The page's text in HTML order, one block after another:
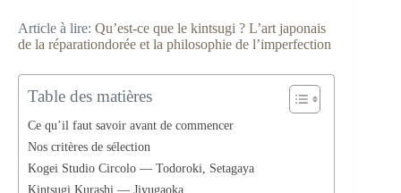
Article à lire: Qu’est-ce que le kintsugi ? L’art japonais
de la réparationdorée et la philosophie de l’imperfection
Table des matières
Ce qu’il faut savoir avant de commencer
Nos critères de sélection
Kogei Studio Circolo — Todoroki, Setagaya
Kintsugi Kurashi — Jiyugaoka